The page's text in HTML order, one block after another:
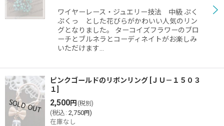
ワイヤーレース・ジュエリー技法 中級 ぷく
ぷくっ とした花びらがかわいい人気のリン
グとなりました。 ターコイズフラワーのブロ
ーチとブルネラとコーディネイトがお楽しみ
いただけます…
ピンクゴールドのリボンリング
ＪＵ－１５０３
１
2,500円 (税別)
(税込 : 2,750円)
在庫なし